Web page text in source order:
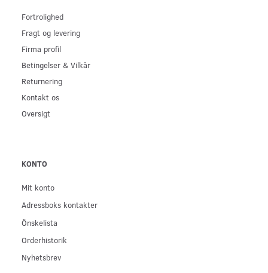
Fortrolighed
Fragt og levering
Firma profil
Betingelser & Vilkår
Returnering
Kontakt os
Oversigt
KONTO
Mit konto
Adressboks kontakter
Önskelista
Orderhistorik
Nyhetsbrev